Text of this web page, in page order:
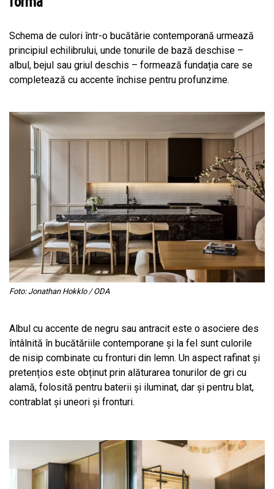
Schema de culori într-o bucătărie contemporană urmează
principiul echilibrului, unde tonurile de bază deschise –
albul, bejul sau griul deschis – formează fundația care se
completează cu accente închise pentru profunzime.
Foto: Jonathan Hokklo / ODA
Albul cu accente de negru sau antracit este o asociere des
întâlnită în bucătăriile contemporane și la fel sunt culorile
de nisip combinate cu fronturi din lemn. Un aspect rafinat și
pretențios este obținut prin alăturarea tonurilor de gri cu
alamă, folosită pentru baterii și iluminat, dar și pentru blat,
contrablat și uneori și fronturi.